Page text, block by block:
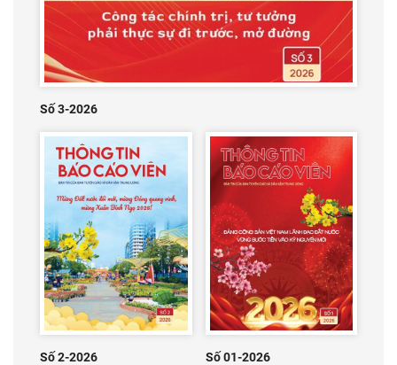
Số 3-2026
Số 2-2026 Số 01-2026